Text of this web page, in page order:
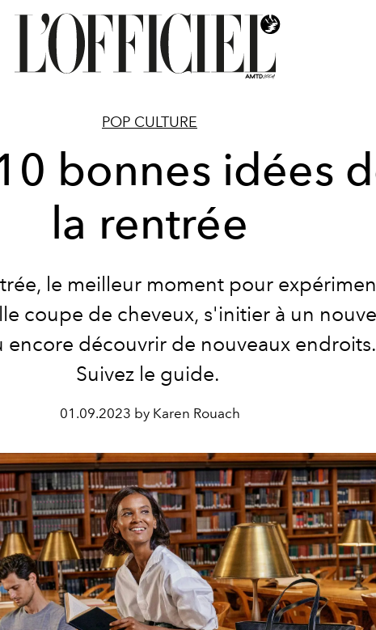
POP CULTURE
bonnes idées
la rentrée
le meilleur moment pour
coupe de cheveux, s'initier à un
encore découvrir de nouveaux endroits.
Suivez le guide.
01.09.2023 by Karen Rouach